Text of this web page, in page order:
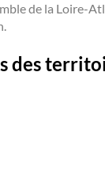
de la Loire-
des